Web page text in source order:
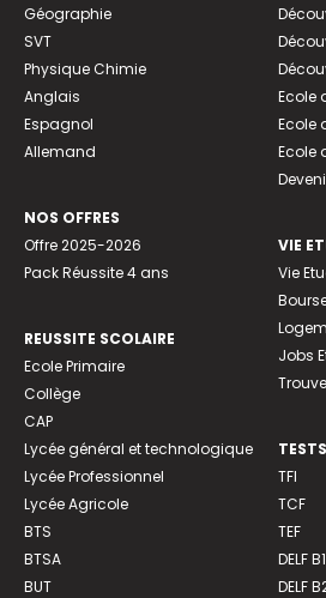
Géographie
SVT
Physique Chimie
Anglais
Espagnol
Allemand
NOS OFFRES
Offre 2025-2026
Pack Réussite 4 ans
REUSSITE SCOLAIRE
Ecole Primaire
Collège
CAP
Lycée général et technologique
Lycée Professionnel
Lycée Agricole
BTS
BTSA
BUT
Ecole
Ecole
Ecole
VIE
Vie
Jobs
TFI
TCF
TEF
DELF B1
DELF